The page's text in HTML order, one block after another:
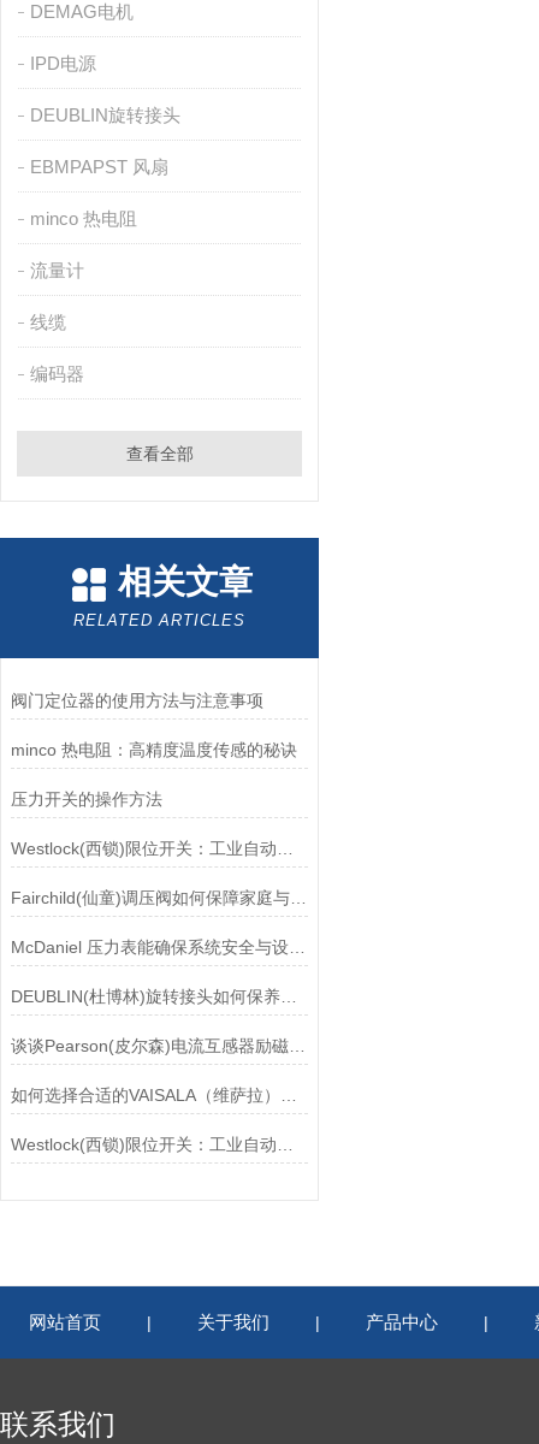
DEMAG电机
IPD电源
DEUBLIN旋转接头
EBMPAPST 风扇
minco 热电阻
流量计
线缆
编码器
查看全部
相关文章
RELATED ARTICLES
阀门定位器的使用方法与注意事项
minco 热电阻：高精度温度传感的秘诀
压力开关的操作方法
Fairchild(仙童)调压阀如何保障家庭与工业安全？
McDaniel 压力表能确保系统安全与设备寿命延长
DEUBLIN(杜博林)旋转接头如何保养？需要注意哪些事项？
谈谈Pearson(皮尔森)电流互感器励磁特性试验的目的
网站首页 | 关于我们 | 产品中心 |
联系我们